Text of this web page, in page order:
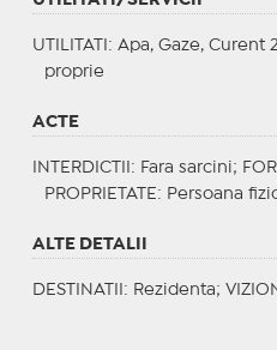
UTILITATI : Apa, Gaze, Curent
proprie
ACTE
INTERDICTII : Fara sarcini;
PROPRIETATE : Persoana
ALTE DETALII
DESTINATII : Rezidenta;